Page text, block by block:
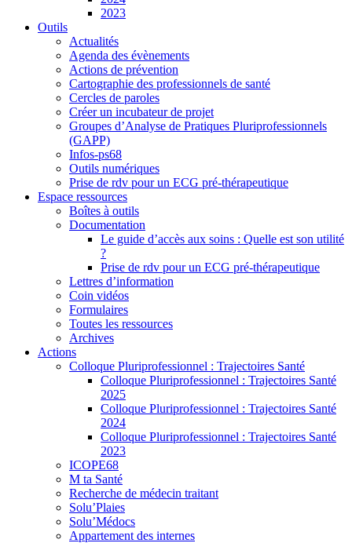
2023
Outils
Actualités
Agenda des évènements
Actions de prévention
Cartographie des professionnels de santé
Cercles de paroles
Créer un incubateur de projet
Groupes d’Analyse de Pratiques Pluriprofessionnels
(GAPP)
Infos-ps68
Outils numériques
Prise de rdv pour un ECG pré-thérapeutique
Espace ressources
Boîtes à outils
Documentation
Le guide d’accès aux soins : Quelle est son utilité
?
Prise de rdv pour un ECG pré-thérapeutique
Lettres d’information
Coin vidéos
Formulaires
Toutes les ressources
Archives
Actions
Colloque Pluriprofessionnel : Trajectoires Santé
Colloque Pluriprofessionnel : Trajectoires Santé
2025
Colloque Pluriprofessionnel : Trajectoires Santé
2024
Colloque Pluriprofessionnel : Trajectoires Santé
2023
ICOPE68
M ta Santé
Recherche de médecin traitant
Solu’Plaies
Solu’Médocs
Appartement des internes